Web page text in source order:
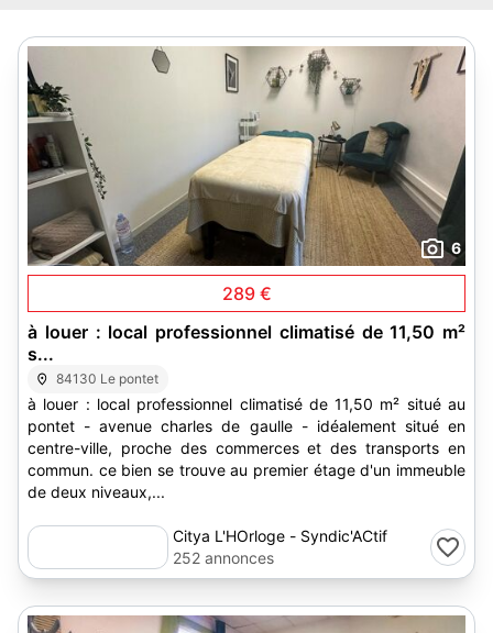
6
289 €
à louer : local professionnel climatisé de 11,50 m²
s...
84130 Le pontet
à louer : local professionnel climatisé de 11,50 m² situé au
pontet - avenue charles de gaulle - idéalement situé en
centre-ville, proche des commerces et des transports en
commun. ce bien se trouve au premier étage d'un immeuble
de deux niveaux,...
Citya L'HOrloge - Syndic'ACtif
252 annonces